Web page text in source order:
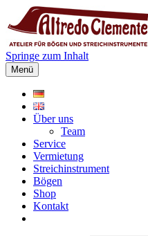
Springe zum Inhalt
Menü
Über uns
Team
Service
Vermietung
Streichinstrument
Bögen
Shop
Kontakt